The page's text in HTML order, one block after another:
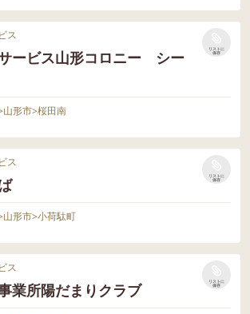
ス
ービス山形コロニー シー
リストに
保存
山形市>桜田南
ス
リストに
保存
山形市>小荷駄町
ス
業所陽だまりクラブ
リストに
保存